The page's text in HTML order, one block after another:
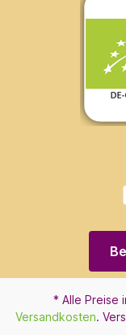
* Alle Preise
Versandkosten.